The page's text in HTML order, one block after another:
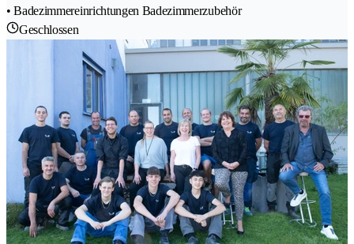
• Badezimmereinrichtungen Badezimmerzubehör
Geschlossen